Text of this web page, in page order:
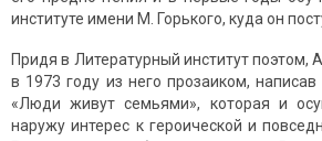
институте имени М. Горького, куда он
Придя в Литературный институт
в 1973 году из него прозаиком,
«Люди живут семьями», которая и
наружу интерес к героической и